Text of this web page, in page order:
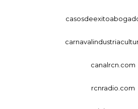
canalrcn.com
rcnradio.com